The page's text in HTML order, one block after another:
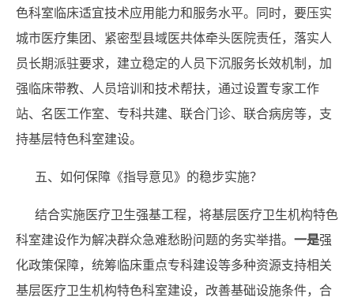
色科室临床适宜技术应用能力和服务水平。同时，要压实
城市医疗集团、紧密型县域医共体牵头医院责任，落实人
员长期派驻要求，建立稳定的人员下沉服务长效机制，加
强临床带教、人员培训和技术帮扶，通过设置专家工作
站、名医工作室、专科共建、联合门诊、联合病房等，支
持基层特色科室建设。
五、如何保障《指导意见》的稳步实施？
结合实施医疗卫生强基工程，将基层医疗卫生机构特色
科室建设作为解决群众急难愁盼问题的务实举措。 一是强
化政策保障，统筹临床重点专科建设等多种资源支持相关
基层医疗卫生机构特色科室建设，改善基础设施条件，合